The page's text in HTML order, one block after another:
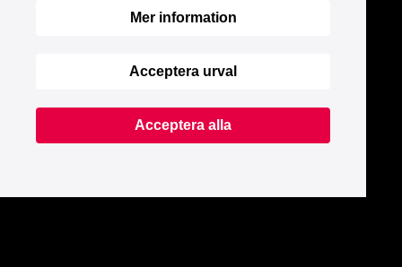
Mer information
Acceptera urval
Acceptera alla